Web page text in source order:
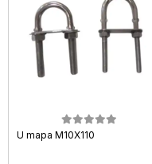
U mapa M10X110